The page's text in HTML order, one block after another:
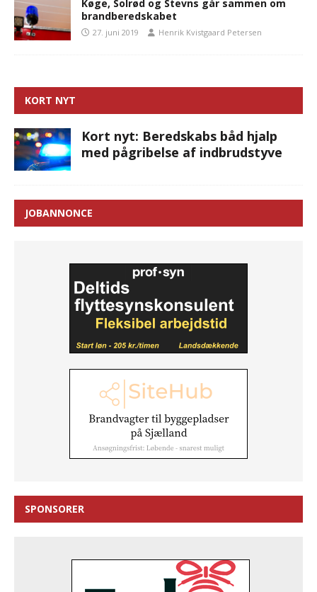
Køge, Solrød og Stevns går sammen om
brandberedskabet
27. juni 2019 Henrik Kvistgaard Petersen
KORT NYT
Kort nyt: Beredskabs båd hjalp
med pågribelse af indbrudstyve
JOBANNONCE
SPONSORER